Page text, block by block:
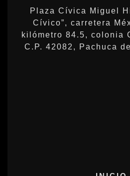
Plaza Cívica Miguel
Cívico”, carretera
kilómetro 84.5, colonia
C.P. 42082, Pachuca